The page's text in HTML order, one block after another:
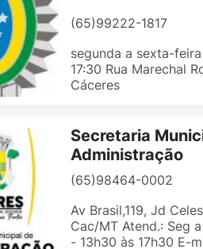
(65)99222-1817
segunda a sexta-
17:30 Rua Marechal
Cáceres
Secretaria
Administração
(65)98464-0002
Av Brasil,119, Jd
Cac/MT Atend.: Seg
- 13h30 às 17h30 E-